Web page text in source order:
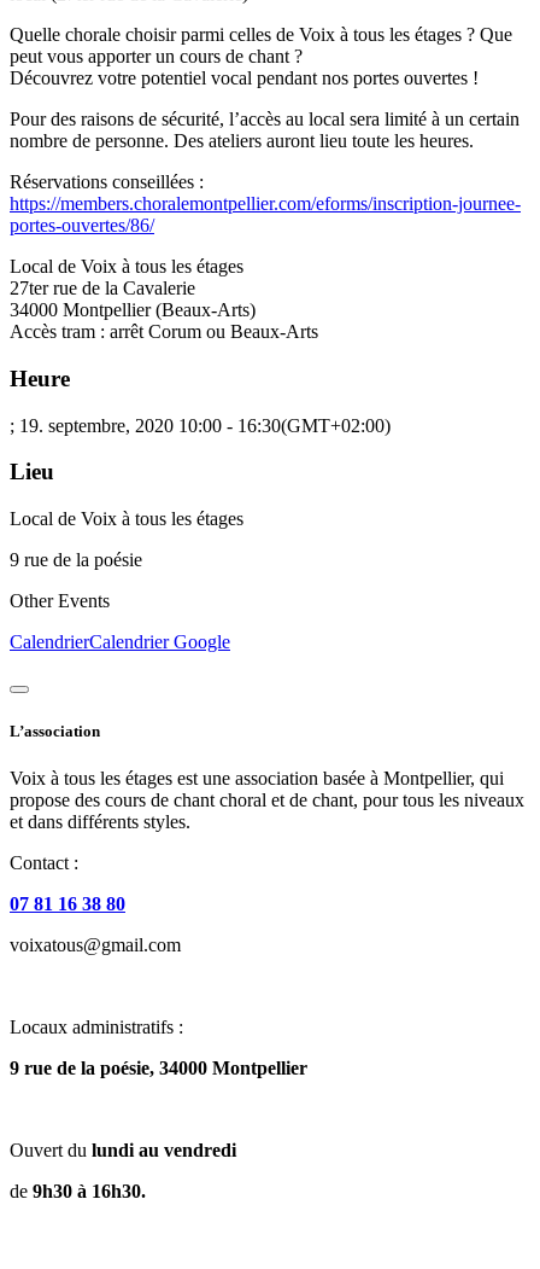
Quelle chorale choisir parmi celles de Voix à tous les étages ? Que
peut vous apporter un cours de chant ?
Découvrez votre potentiel vocal pendant nos portes ouvertes !
Pour des raisons de sécurité, l’accès au local sera limité à un certain
nombre de personne. Des ateliers auront lieu toute les heures.
Réservations conseillées :
https://members.choralemontpellier.com/eforms/inscription-journee-
portes-ouvertes/86/
Local de Voix à tous les étages
27ter rue de la Cavalerie
34000 Montpellier (Beaux-Arts)
Accès tram : arrêt Corum ou Beaux-Arts
Heure
; 19. septembre, 2020 10:00 - 16:30(GMT+02:00)
Lieu
Local de Voix à tous les étages
9 rue de la poésie
Other Events
CalendrierCalendrier Google
L’association
Voix à tous les étages est une association basée à Montpellier, qui
propose des cours de chant choral et de chant, pour tous les niveaux
et dans différents styles.
Contact :
07 81 16 38 80
voixatous@gmail.com
Locaux administratifs :
9 rue de la poésie, 34000 Montpellier
Ouvert du lundi au vendredi
de 9h30 à 16h30.